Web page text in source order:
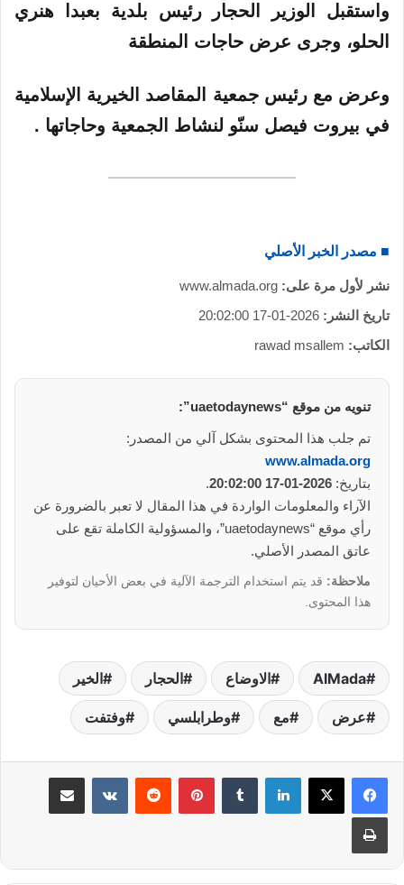
واستقبل الوزير الحجار رئيس بلدية بعبدا هنري
الحلو، وجرى عرض حاجات المنطقة
وعرض مع رئيس جمعية المقاصد الخيرية الإسلامية
في بيروت فيصل سنّو لنشاط الجمعية وحاجاتها .
■ مصدر الخبر الأصلي
نشر لأول مرة على: www.almada.org
تاريخ النشر: 2026-01-17 20:02:00
الكاتب: rawad msallem
تنويه من موقع “uaetodaynews”:
تم جلب هذا المحتوى بشكل آلي من المصدر:
www.almada.org
بتاريخ: 2026-01-17 20:02:00
.
الآراء والمعلومات الواردة في هذا المقال لا تعبر بالضرورة عن
رأي موقع “uaetodaynews”، والمسؤولية الكاملة تقع على
عاتق المصدر الأصلي.
ملاحظة: قد يتم استخدام الترجمة الآلية في بعض الأحيان لتوفير
هذا المحتوى.
AlMada الاوضاع الحجار الخير
عرض مع وطرابلسي وفتفت
لينكدإن بينتيريست مشاركة عبر البريد
طباعة